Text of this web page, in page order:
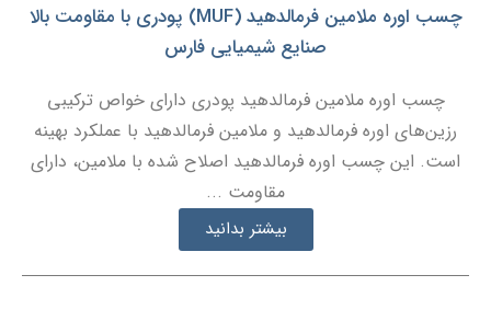
چسب اوره ملامین فرمالدهید (MUF) پودری با مقاومت بالا
صنایع شیمیایی فارس
چسب اوره ملامین فرمالدهید پودری دارای خواص ترکیبی
رزین‌های اوره فرمالدهید و ملامین فرمالدهید با عملکرد بهینه
است. این چسب اوره فرمالدهید اصلاح شده با ملامین، دارای
مقاومت ...
بیشتر بدانید